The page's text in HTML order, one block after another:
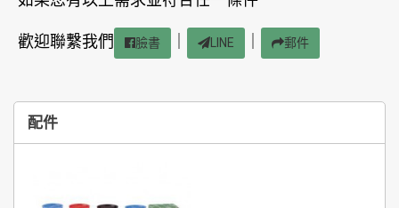
歡迎聯繫我們 臉書 LINE 郵件
配件